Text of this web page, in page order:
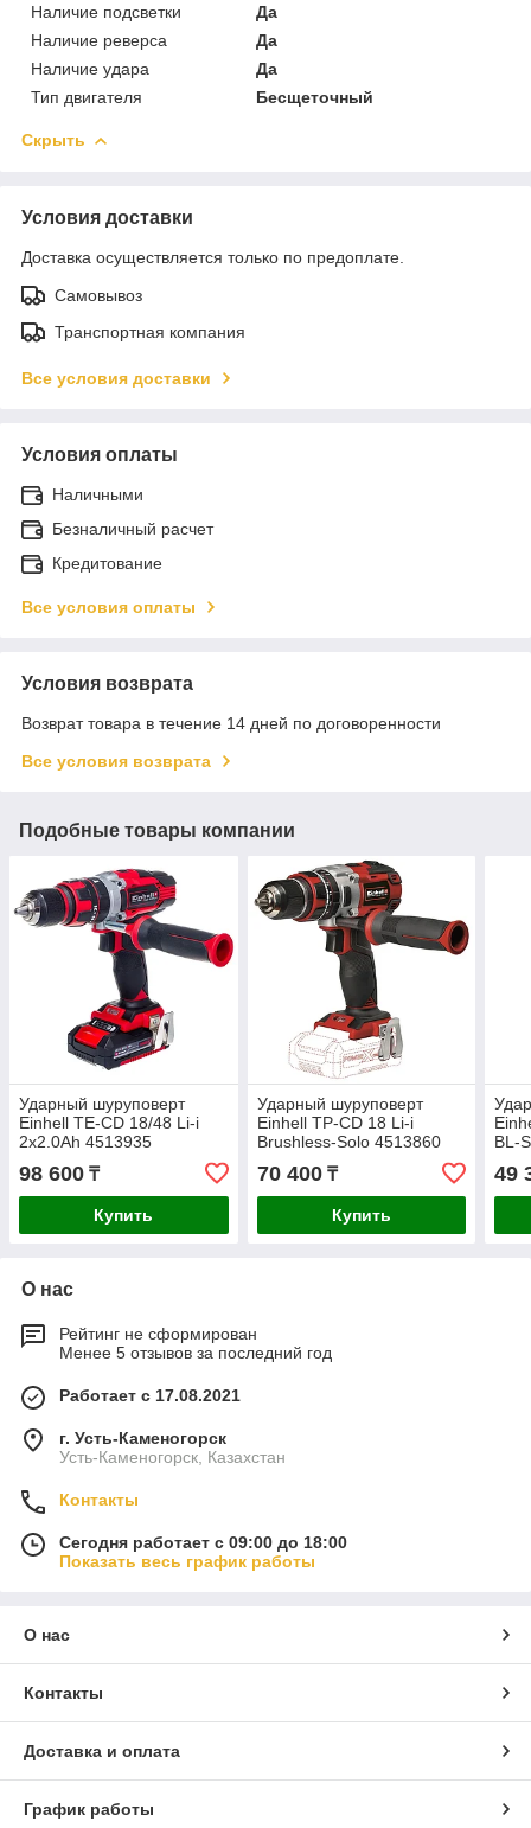
Наличие подсветки
Да
Наличие реверса
Да
Наличие удара
Да
Тип двигателя
Бесщеточный
Скрыть
Условия доставки
Доставка осуществляется только по предоплате.
Самовывоз
Транспортная компания
Все условия доставки
Условия оплаты
Наличными
Безналичный расчет
Кредитование
Все условия оплаты
Условия возврата
Возврат товара в течение 14 дней по договоренности
Все условия возврата
Подобные товары компании
Ударный шуруповерт
Einhell TE-CD 18/48 Li-i
2x2.0Ah 4513935
98 600 ₸
Купить
Ударный шуруповерт
Einhell TP-CD 18 Li-i
Brushless-Solo 4513860
70 400₸
Купить
BL-
49
О нас
Рейтинг не сформирован
Менее 5 отзывов за последний год
Работает с 17.08.2021
г. Усть-Каменогорск
Усть-Каменогорск, Казахстан
Контакты
Сегодня работает с 09:00 до 18:00
Показать весь график работы
О нас
Контакты
Доставка и оплата
График работы